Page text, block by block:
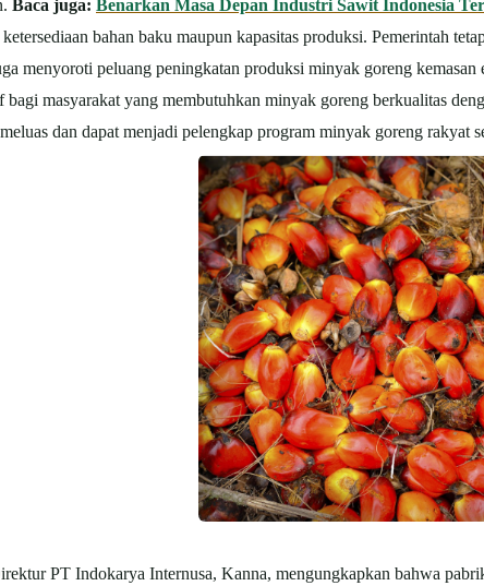
Baca juga: Benarkan Masa Depan Industri Sawit Indonesia
bahan baku maupun kapasitas produksi. Pemerintah
menyoroti peluang peningkatan produksi minyak goreng kemasan
bagi masyarakat yang membutuhkan minyak goreng berkualitas
dan dapat menjadi pelengkap program minyak goreng rakyat
PT Indokarya Internusa, Kanna, mengungkapkan bahwa